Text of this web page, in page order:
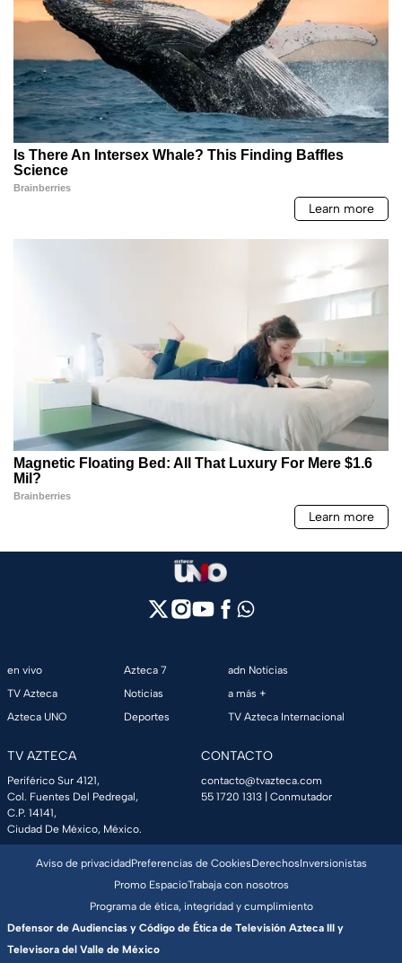
en vivo
TV Azteca
Azteca UNO
Azteca 7
Noticias
Deportes
adn Noticias
a más +
TV Azteca Internacional
TV AZTECA
Periférico Sur 4121,
Col. Fuentes Del Pedregal,
C.P. 14141,
Ciudad De México, México.
CONTACTO
contacto@tvazteca.com
55 1720 1313 | Conmutador
Aviso de privacidadPreferencias de CookiesDerechosInversionistas
Promo EspacioTrabaja con nosotros
Programa de ética, integridad y cumplimiento
Defensor de Audiencias y Código de Ética de Televisión Azteca III y
Televisora del Valle de México